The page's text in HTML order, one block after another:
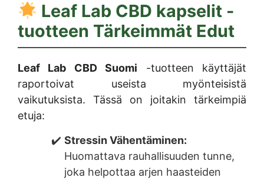
Leaf Lab CBD kapselit-
tuotteen Tärkeimmät Edut
Leaf Lab CBD Suomi -tuotteen käyttäjät
raportoivat useista myönteisistä
vaikutuksista. Tässä on joitakin tärkeimpiä
etuja:
Stressin Vähentäminen:
Huomattava rauhallisuuden tunne,
joka helpottaa arjen haasteiden